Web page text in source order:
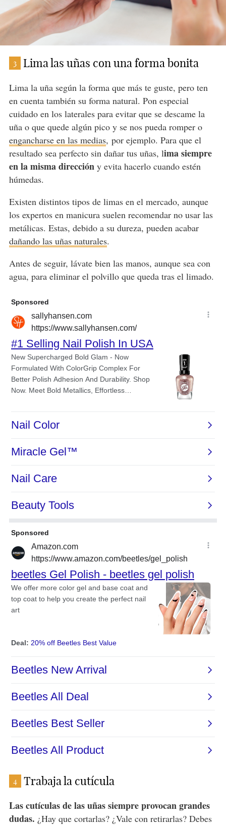
3 Lima las uñas con una forma bonita
Lima la uña según la forma que más te guste, pero ten
en cuenta también su forma natural. Pon especial
cuidado en los laterales para evitar que se descame la
uña o que quede algún pico y se nos pueda romper o
engancharse en las medias, por ejemplo. Para que el
resultado sea perfecto sin dañar tus uñas, lima siempre
en la misma direccióny evita hacerlo cuando estén
húmedas.
Existen distintos tipos de limas en el mercado, aunque
los expertos en manicura suelen recomendar no usar las
metálicas. Estas, debido a su dureza, pueden acabar
dañando las uñas naturales.
Antes de seguir, lávate bien las manos, aunque sea con
agua, para eliminar el polvillo que queda tras el limado.
4 Trabaja la cutícula
Las cutículas de las uñas siempre provocan grandes
dudas. ¿Hay que cortarlas? ¿Vale con retirarlas? Debes